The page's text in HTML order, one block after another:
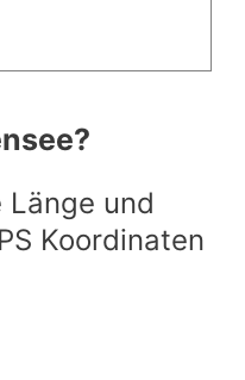
Länge und
Koordinaten